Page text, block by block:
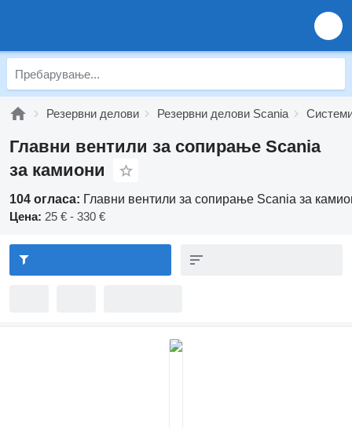
Резервни делови Резервни делови Scania
Главни вентили за сопирање Scania
за камиони
104 огласа: Главни вентили за сопирање Scania за
Цена: 25 € - 330 €